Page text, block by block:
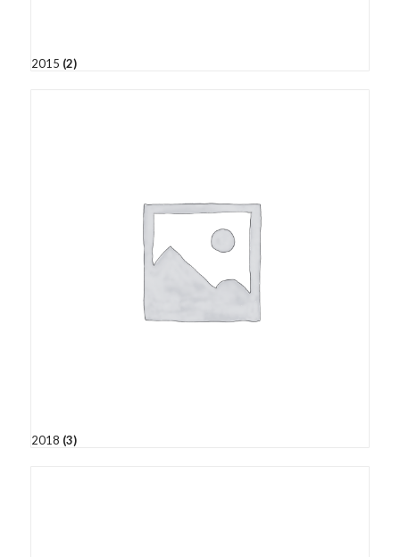
2015 (2)
2018 (3)